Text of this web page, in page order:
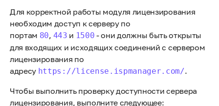
Для корректной работы модуля лицензирования
необходим доступ к серверу по
портам 80, 443 и 1500 - они должны быть открыты
для входящих и исходящих соединений с сервером
лицензирования по
адресу https://license.ispmanager.com/.
Чтобы выполнить проверку доступности сервера
лицензирования, выполните следующее: